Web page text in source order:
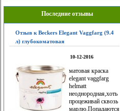
Последние отзывы
Отзыв к Beckers Elegant Vaggfarg (9.4
л) глубокоматовая
10-12-2016
матовая краска
elegant vaggfarg
helmatt
неоднородная,хоть
процеживай сквозь
марлю.Попадаются